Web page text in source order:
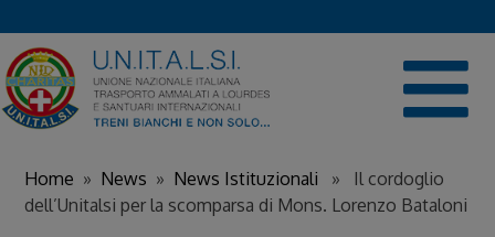
to
content
Home » News » News Istituzionali » Il cordoglio
dell’Unitalsi per la scomparsa di Mons. Lorenzo Bataloni